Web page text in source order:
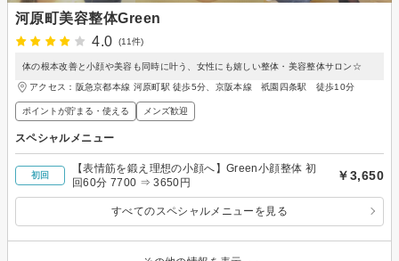
河原町美容整体Green
4.0
(11件)
体の根本改善と小顔や美容も同時に叶う、女性にも嬉しい整体・美容整体サロン☆
アクセス：阪急京都本線 河原町駅 徒歩5分、京阪本線 祇園四条駅 徒歩10分
ポイントが貯まる・使える メンズ歓迎
スペシャルメニュー
初回
【表情筋を鍛え理想の小顔へ】Green小顔整体 初
回60分 7700 ⇒ 3650円
￥3,650
すべてのスペシャルメニューを見る